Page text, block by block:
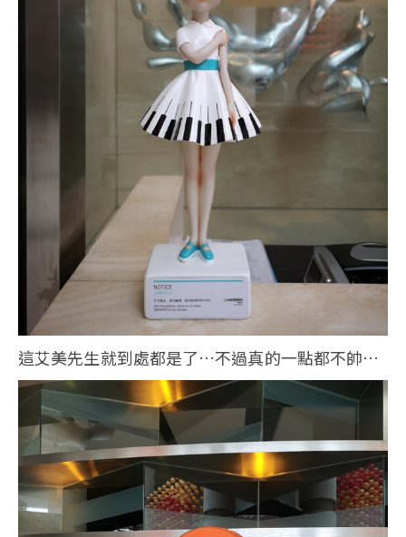
這艾美先生就到處都是了…不過真的一點都不帥…